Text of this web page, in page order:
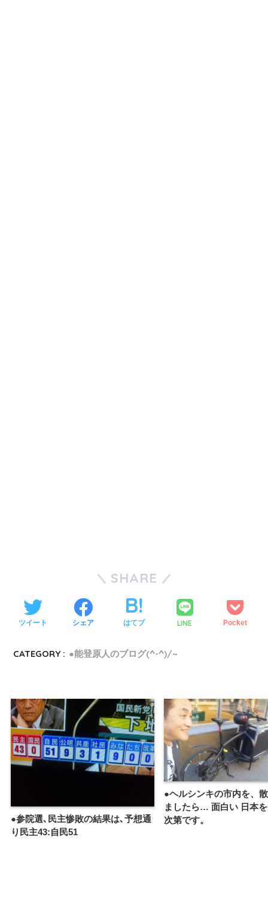
SHARE
ツイート シェア はてブ LINE Pocket
CATEGORY : ●能登原人のブログ(^-^)/~
●参院選､民主惨敗の結果は､予想通
り民主43:自民51
●ヘルシンキの市内を、
ましたら… 面白い 日本
次第です。